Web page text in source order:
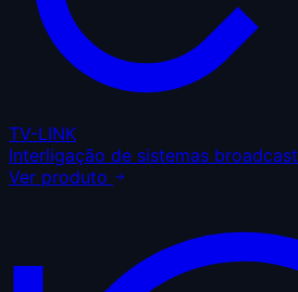
TV-LINK
Interligação de sistemas broadcast
Ver produto